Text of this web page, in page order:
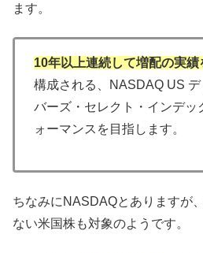
ます。
10年以上連続して増配の実績
構成される、NASDAQ US
バーズ・セレクト・インデッ
ォーマンスを目指します。
ちなみにNASDAQとありますが
ない米国株も対象のようです。